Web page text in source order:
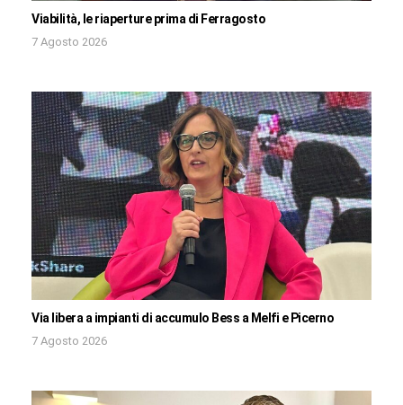
Viabilità, le riaperture prima di Ferragosto
7 Agosto 2026
Via libera a impianti di accumulo Bess a Melfi e Picerno
7 Agosto 2026